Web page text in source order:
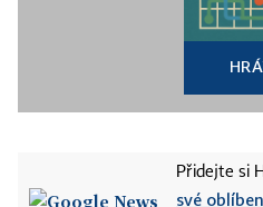
Přidejte si
své